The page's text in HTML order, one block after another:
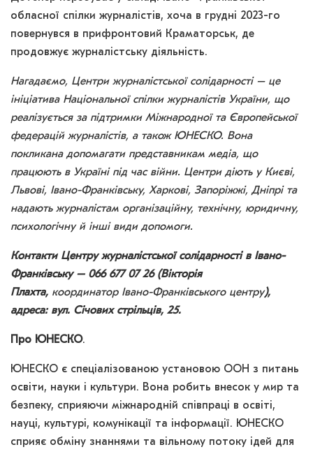
обласної спілки журналістів, хоча в грудні 2023-го
повернувся в прифронтовий Краматорськ, де
продовжує журналістську діяльність.
Нагадаємо, Центри журналістської солідарності – це
ініціатива Національної спілки журналістів України, що
реалізується за підтримки Міжнародної та Європейської
федерацій журналістів, а також ЮНЕСКО. Вона
покликана допомагати представникам медіа, що
працюють в Україні під час війни. Центри діють у Києві,
Львові, Івано-Франківську, Харкові, Запоріжжі, Дніпрі та
надають журналістам організаційну, технічну, юридичну,
психологічну й інші види допомоги.
Контакти Центру журналістської солідарності в Івано-
Франківську – 066 677 07 26 (Вікторія
Плахта, координатор Івано-Франківського центру),
адреса: вул. Січових стрільців, 25.
Про ЮНЕСКО.
ЮНЕСКО є спеціалізованою установою ООН з питань
освіти, науки і культури. Вона робить внесок у мир та
безпеку, сприяючи міжнародній співпраці в освіті,
науці, культурі, комунікації та інформації. ЮНЕСКО
сприяє обміну знаннями та вільному потоку ідей для